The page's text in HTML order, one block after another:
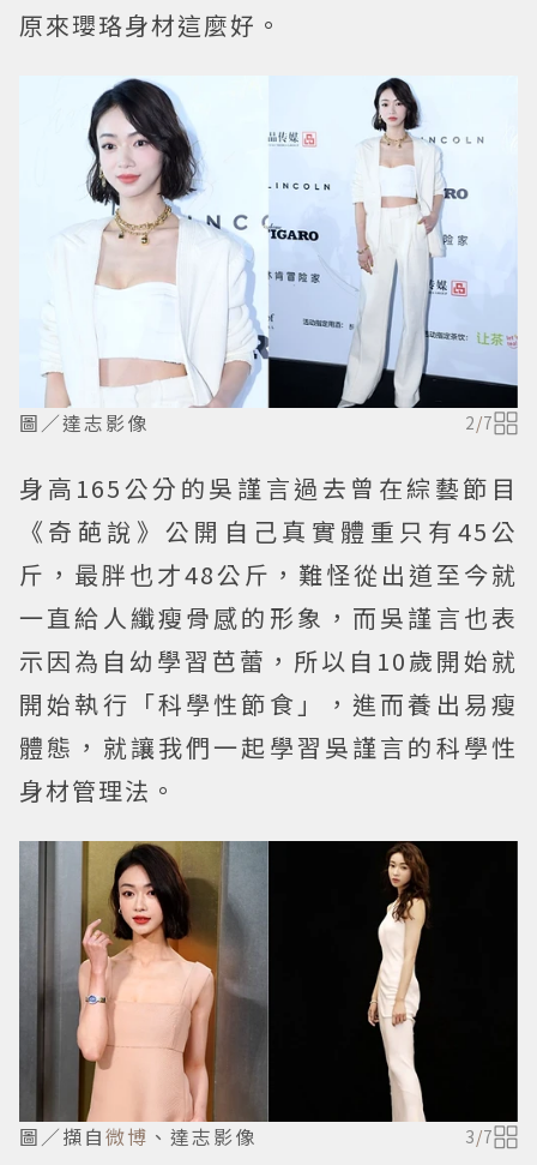
原來瓔珞身材這麼好。
圖／達志影像 2/7
身高165公分的吳謹言過去曾在綜藝節目
《奇葩說》公開自己真實體重只有45公
斤，最胖也才48公斤，難怪從出道至今就
一直給人纖瘦骨感的形象，而吳謹言也表
示因為自幼學習芭蕾，所以自10歲開始就
開始執行「科學性節食」，進而養出易瘦
體態，就讓我們一起學習吳謹言的科學性
身材管理法。
圖／擷自微博 、達志影像 3/7